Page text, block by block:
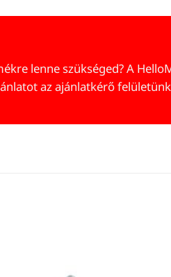
lenne szükséged? A
az ajánlatkérő